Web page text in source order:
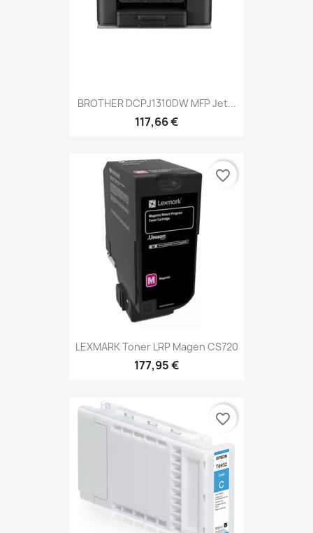
BROTHER DCPJ1310DW MFP Jet...
117,66 €
LEXMARK Toner LRP Magen CS720
177,95 €
favorite_border
favorite_border